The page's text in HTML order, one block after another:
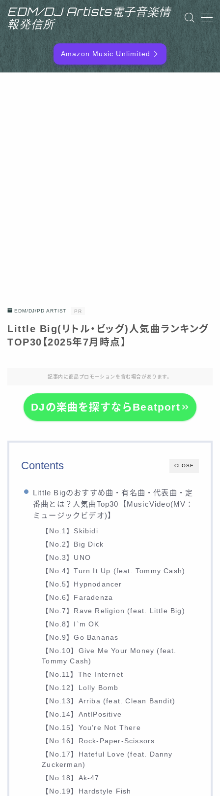
EDM/DJ Artists電子音楽情
報発信所
MENU
EDM/DJ/PD ARTIST
Amazon Music Unlimited
EDM/DJ/PD ARTIST PR
Little Big(リトル・ビッグ)人気曲ランキング
TOP30【2025年7月時点】
記事内に商品プロモーションを含む場合があります。
DJの楽曲を探すならBeatport
CLOSE
Contents
Little Bigのおすすめ曲・有名曲・代表曲・定
番曲とは？人気曲Top30【MusicVideo(MV：
ミュージックビデオ)】
【No.1】Skibidi
【No.2】Big Dick
【No.3】UNO
【No.4】Turn It Up (feat. Tommy Cash)
【No.5】Hypnodancer
【No.6】Faradenza
【No.7】Rave Religion (feat. Little Big)
【No.8】I`m OK
【No.9】Go Bananas
【No.10】Give Me Your Money (feat.
Tommy Cash)
【No.11】The Internet
【No.12】Lolly Bomb
【No.13】Arriba (feat. Clean Bandit)
【No.14】AntIPositive
【No.15】You’re Not There
【No.16】Rock-Paper-Scissors
【No.17】Hateful Love (feat. Danny
Zuckerman)
【No.18】Ak-47
【No.19】Hardstyle Fish